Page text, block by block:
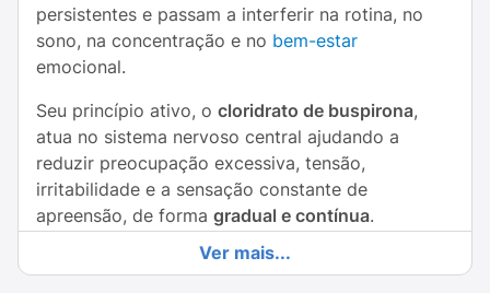
persistentes e passam a interferir na rotina, no
sono, na concentração e no bem-estar
emocional.
Seu princípio ativo, o cloridrato de buspirona,
atua no sistema nervoso central ajudando a
reduzir preocupação excessiva, tensão,
irritabilidade e a sensação constante de
apreensão, de forma gradual e contínua.
Diferente de outros ansiolíticos, o Ansitec não
Ver mais...